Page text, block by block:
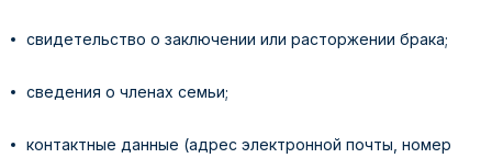
свидетельство о заключении или расторжении брака;
сведения о членах семьи;
контактные данные (адрес электронной почты, номер